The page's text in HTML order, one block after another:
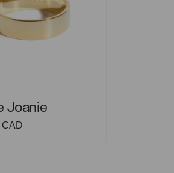
Joanie
CAD